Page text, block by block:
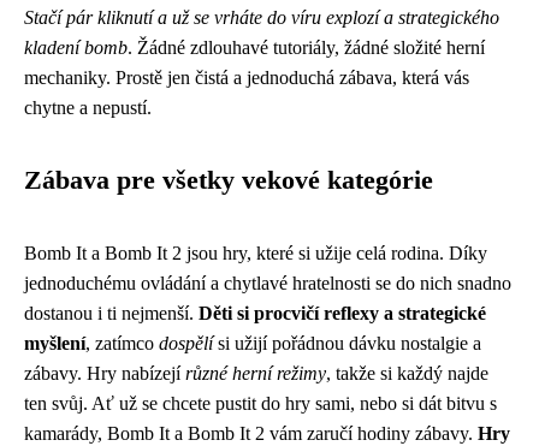
Stačí pár kliknutí a už se vrháte do víru explozí a strategického
kladení bomb. Žádné zdlouhavé tutoriály, žádné složité herní
mechaniky. Prostě jen čistá a jednoduchá zábava, která vás
chytne a nepustí.
Zábava pre všetky vekové kategórie
Bomb It a Bomb It 2 jsou hry, které si užije celá rodina. Díky
jednoduchému ovládání a chytlavé hratelnosti se do nich snadno
dostanou i ti nejmenší. Děti si procvičí reflexy a strategické
myšlení, zatímco dospělísi užijí pořádnou dávku nostalgie a
zábavy. Hry nabízejírůzné herní režimy, takže si každý najde
ten svůj. Ať už se chcete pustit do hry sami, nebo si dát bitvu s
kamarády, Bomb It a Bomb It 2 vám zaručí hodiny zábavy. Hry